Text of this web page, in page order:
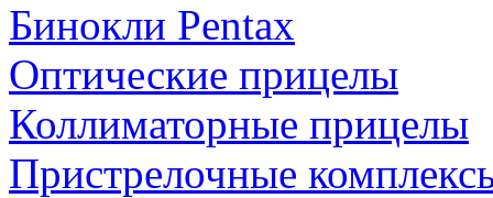
Бинокли Pentax
Оптические прицелы
Коллиматорные прицелы
Пристрелочные